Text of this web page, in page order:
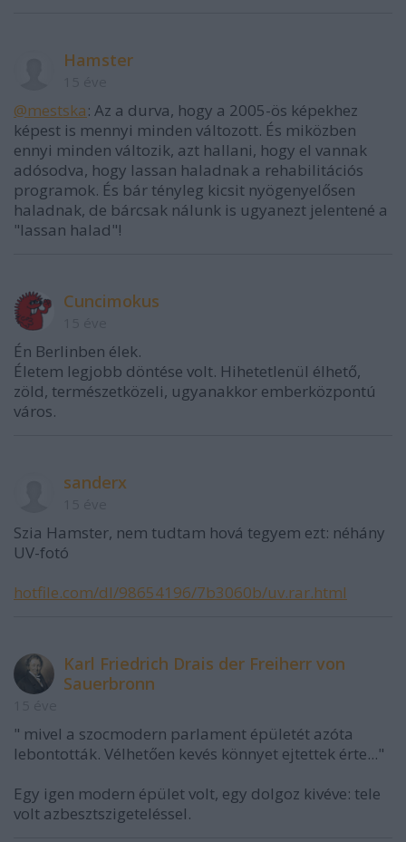
Hamster
@mestska: Az a durva, hogy a 2005-ös képekhez
képest is mennyi minden változott. És miközben
ennyi minden változik, azt hallani, hogy el vannak
adósodva, hogy lassan haladnak a rehabilitációs
programok. És bár tényleg kicsit nyögenyelősen
haladnak, de bárcsak nálunk is ugyanezt jelentené a
"lassan halad"!
Cuncimokus
Én Berlinben élek.
Életem legjobb döntése volt. Hihetetlenül élhető,
zöld, természetközeli, ugyanakkor emberközpontú
város.
sanderx
Szia Hamster, nem tudtam hová tegyem ezt: néhány
UV-fotó
hotfile.com/dl/98654196/7b3060b/uv.rar.html
Karl Friedrich Drais der Freiherr von
Sauerbronn
" mivel a szocmodern parlament épületét azóta
lebontották. Vélhetően kevés könnyet ejtettek érte..."
Egy igen modern épület volt, egy dolgoz kivéve: tele
volt azbesztszigeteléssel.